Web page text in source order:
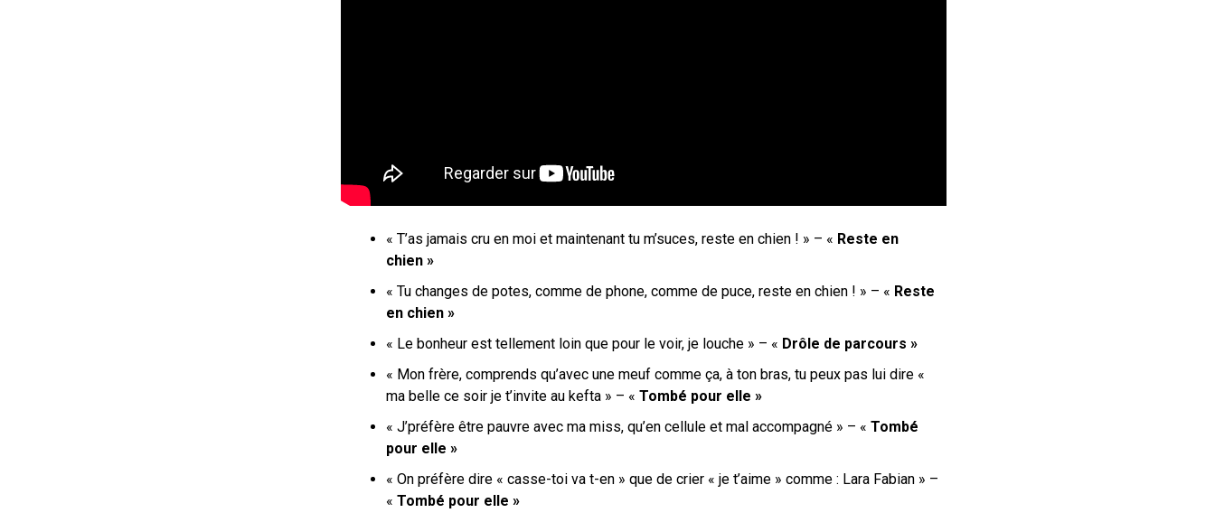
« T’as jamais cru en moi et maintenant tu m’suces, reste en chien ! » – « Reste en
chien »
« Tu changes de potes, comme de phone, comme de puce, reste en chien ! » – « Reste
en chien »
« Le bonheur est tellement loin que pour le voir, je louche » – « Drôle de parcours »
« Mon frère, comprends qu’avec une meuf comme ça, à ton bras, tu peux pas lui dire «
ma belle ce soir je t’invite au kefta » – « Tombé pour elle »
« J’préfère être pauvre avec ma miss, qu’en cellule et mal accompagné » – « Tombé
pour elle »
« On préfère dire « casse-toi va t-en » que de crier « je t’aime » comme : Lara Fabian » –
« Tombé pour elle »